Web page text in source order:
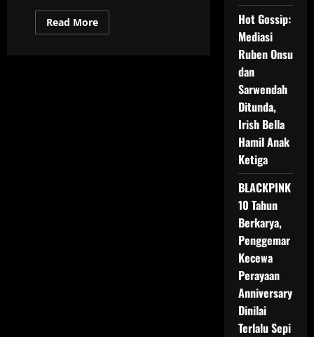
Read MoreRead
more
Hot Gossip:
Mediasi
Ruben Onsu
dan
Sarwendah
Ditunda,
Irish Bella
Hamil Anak
Ketiga
BLACKPINK
10 Tahun
Berkarya,
Penggemar
Kecewa
Perayaan
Anniversary
Dinilai
Terlalu Sepi